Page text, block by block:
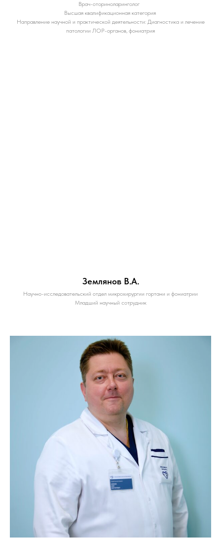
Врач-оториноларинголог
Высшая квалификационная категория
Направление научной и практической деятельности: Диагностика и лечение
патологии ЛОР-органов, фониатрия
Землянов В.А.
Научно-исследовательский отдел микрохирургии гортани и фониатрии
Младший научный сотрудник